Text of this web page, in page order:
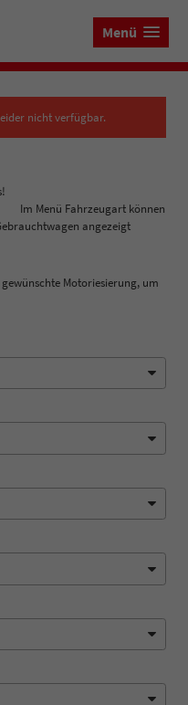
Menü
nicht verfügbar.
aus!
können
angezeigt
Motoriesierung, um